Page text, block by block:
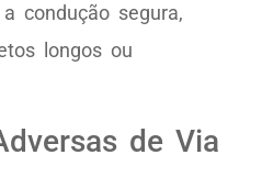
condução segura,
longos ou
de Via